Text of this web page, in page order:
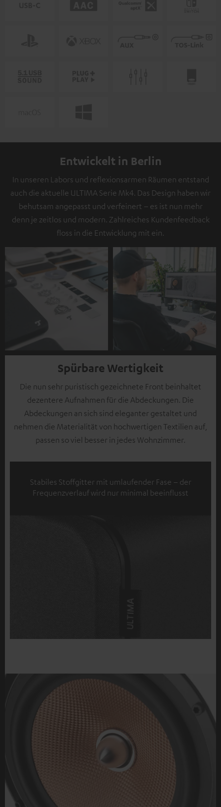
Entwickelt in Berlin
In unseren Labors und reflexionsarmen Räumen entstand
auch die aktuelle ULTIMA Serie Mk4. Das Design haben wir
behutsam angepasst und verfeinert – es ist nun mehr
denn je zeitlos und modern. Zahlreiches Kundenfeedback
floss in die Entwicklung mit ein.
Spürbare Wertigkeit
Die nun sehr puristisch gezeichnete Front beinhaltet
dezentere Aufnahmen für die Abdeckungen. Die
Abdeckungen an sich sind eleganter gestaltet und
nehmen die Materialität von hochwertigen Textilien auf,
passen so viel besser in jedes Wohnzimmer.
Stabiles Stoffgitter mit umlaufender Fase – der
Frequenzverlauf wird nur minimal beeinflusst